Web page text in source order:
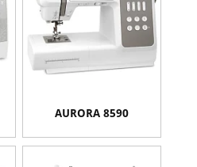
AURORA 8590